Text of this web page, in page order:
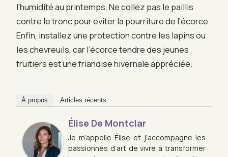
l’humidité au printemps. Ne collez pas le paillis
contre le tronc pour éviter la pourriture de l’écorce.
Enfin, installez une protection contre les lapins ou
les chevreuils, car l’écorce tendre des jeunes
fruitiers est une friandise hivernale appréciée.
À propos Articles récents
Élise De Montclar
Je m’appelle Élise et j’accompagne les
passionnés d’art de vivre à transformer